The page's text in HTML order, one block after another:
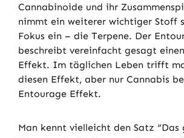
Cannabinoide und ihr
nimmt ein weiterer wichtiger Stoff
Fokus ein – die Terpene. Der
beschreibt vereinfacht gesagt
Effekt. Im täglichen Leben trifft
diesen Effekt, aber nur Cannabis
Entourage Effekt.
Man kennt vielleicht den Satz “Das